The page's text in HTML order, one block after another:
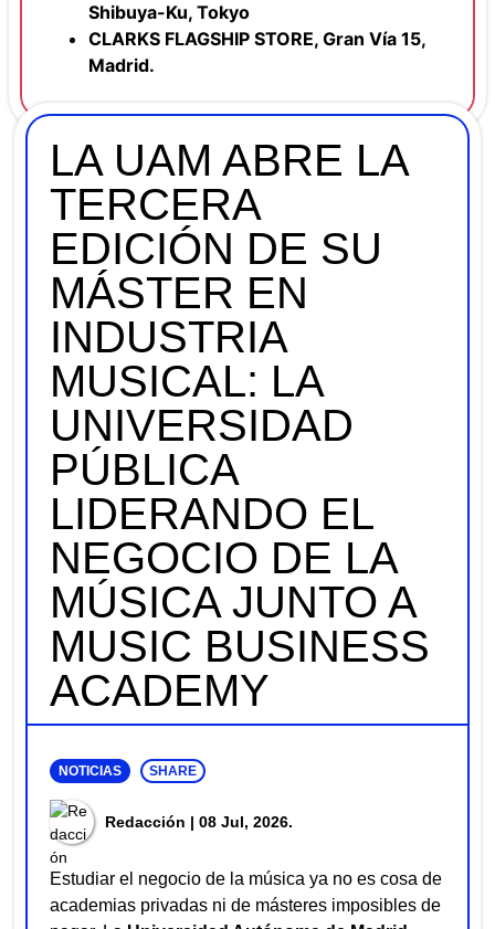
Shibuya-Ku, Tokyo
CLARKS FLAGSHIP STORE, Gran Vía 15,
Madrid.
LA UAM ABRE LA
TERCERA
EDICIÓN DE SU
MÁSTER EN
INDUSTRIA
MUSICAL: LA
UNIVERSIDAD
PÚBLICA
LIDERANDO EL
NEGOCIO DE LA
MÚSICA JUNTO A
MUSIC BUSINESS
ACADEMY
NOTICIAS SHARE
Redacción | 08 Jul, 2026.
Estudiar el negocio de la música ya no es cosa de
academias privadas ni de másteres imposibles de